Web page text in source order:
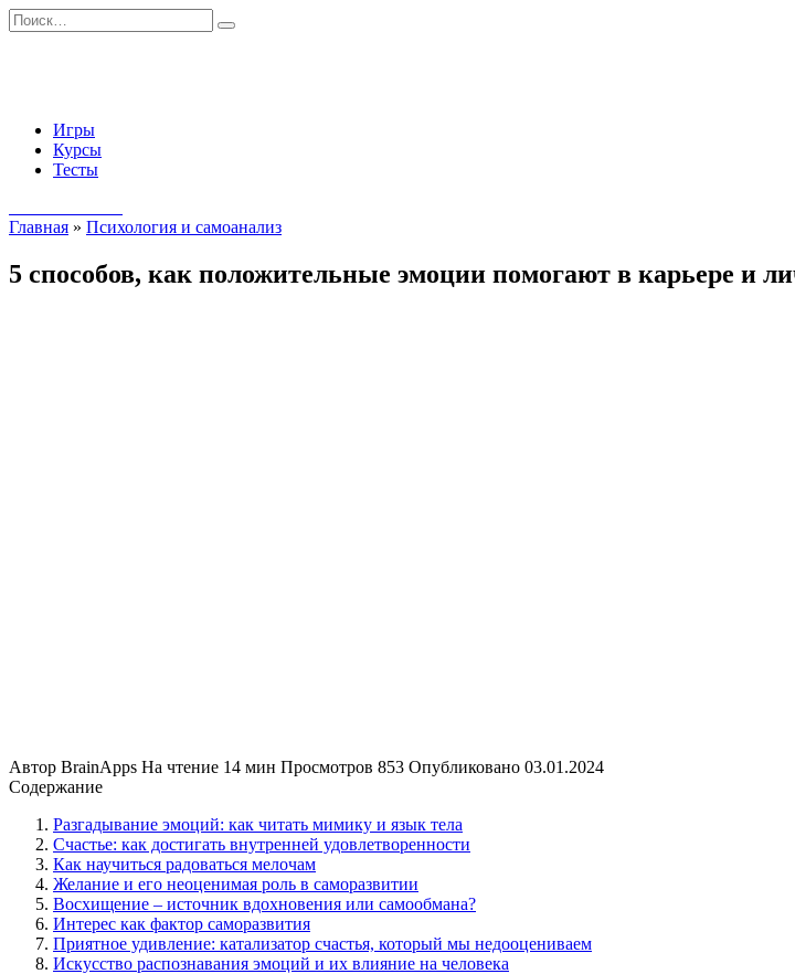
Перейти
к
Search
for:
Игры
Курсы
Тесты
Главная » Психология и самоанализ
5 способов, как положительные эмоции помогают в карьере и
Автор BrainApps На чтение 14 мин Просмотров 853 Опубликовано 03.01.2024
Содержание
Разгадывание эмоций: как читать мимику и язык тела
Счастье: как достигать внутренней удовлетворенности
Как научиться радоваться мелочам
Желание и его неоценимая роль в саморазвитии
Восхищение – источник вдохновения или самообмана?
Интерес как фактор саморазвития
Приятное удивление: катализатор счастья, который мы недооцениваем
Искусство распознавания эмоций и их влияние на человека